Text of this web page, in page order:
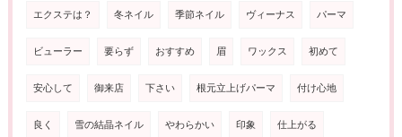
エクステは？ 冬ネイル 季節ネイル ヴィーナス パーマ
ビューラー 要らず おすすめ 眉 ワックス 初めて
安心して 御来店 下さい 根元立上げパーマ 付け心地
良く 雪の結晶ネイル やわらかい 印象 仕上がる